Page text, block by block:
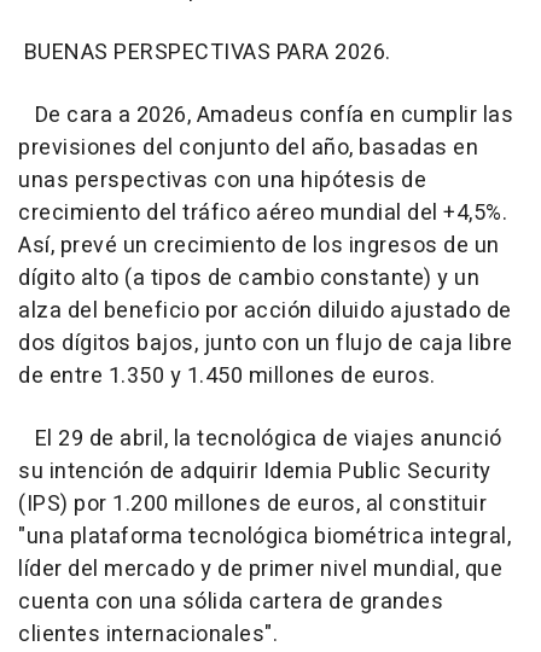
BUENAS PERSPECTIVAS PARA 2026.
De cara a 2026, Amadeus confía en cumplir las
previsiones del conjunto del año, basadas en
unas perspectivas con una hipótesis de
crecimiento del tráfico aéreo mundial del +4,5%.
Así, prevé un crecimiento de los ingresos de un
dígito alto (a tipos de cambio constante) y un
alza del beneficio por acción diluido ajustado de
dos dígitos bajos, junto con un flujo de caja libre
de entre 1.350 y 1.450 millones de euros.
El 29 de abril, la tecnológica de viajes anunció
su intención de adquirir Idemia Public Security
(IPS) por 1.200 millones de euros, al constituir
"una plataforma tecnológica biométrica integral,
líder del mercado y de primer nivel mundial, que
cuenta con una sólida cartera de grandes
clientes internacionales".